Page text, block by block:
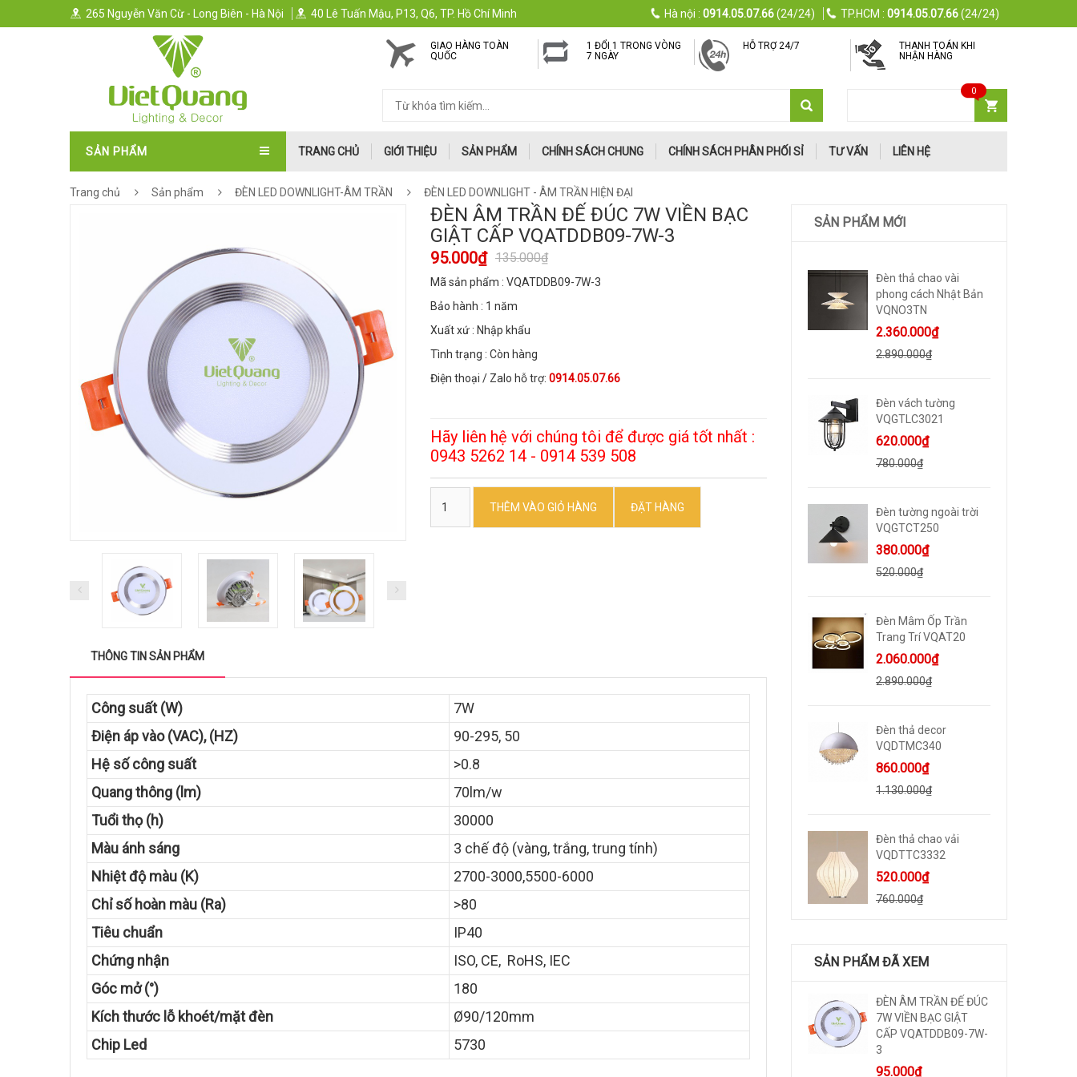
265 Nguyễn Văn Cừ - Long Biên - Hà Nội 40 Lê Tuấn Mậu, P13, Q6, TP. Hồ Chí Minh Hà nội : 0914.05.07.66(24/24) TP.HCM : 0914.05.07.66(24/24)
GIAO HÀNG TOÀN
QUỐC
1 ĐỔI 1 TRONG VÒNG
7 NGÀY
HỖ TRỢ 24/7
THANH TOÁN KHI
NHẬN HÀNG
0
SẢN PHẨM TRANG CHỦ GIỚI THIỆU SẢN PHẨM CHÍNH SÁCH CHUNG CHÍNH SÁCH PHÂN PHỐI SỈ TƯ VẤN LIÊN HỆ
Trang chủ Sản phẩm ĐÈN LED DOWNLIGHT-ÂM TRẦN ĐÈN LED DOWNLIGHT - ÂM TRẦN HIỆN ĐẠI
SẢN PHẨM MỚI
Đèn thả chao vài
phong cách Nhật Bản
VQNO3TN
2.360.000₫
2.890.000₫
Đèn vách tường
VQGTLC3021
620.000₫
780.000₫
Đèn tường ngoài trời
VQGTCT250
380.000₫
520.000₫
Đèn Mâm Ốp Trần
Trang Trí VQAT20
2.060.000₫
2.890.000₫
Đèn thả decor
VQDTMC340
860.000₫
1.130.000₫
Đèn thả chao vải
VQDTTC3332
520.000₫
760.000₫
SẢN PHẨM ĐÃ XEM
ĐÈN ÂM TRẦN ĐẾ ĐÚC
7W VIỀN BẠC GIẬT
CẤP VQATDDB09-7W-
3
95.000₫
ĐÈN ÂM TRẦN ĐẾ ĐÚC 7W VIỀN BẠC
GIẬT CẤP VQATDDB09-7W-3
95.000₫ 135.000₫
Mã sản phẩm : VQATDDB09-7W-3
Bảo hành : 1 năm
Xuất xứ : Nhập khẩu
Tình trạng : Còn hàng
Điện thoại / Zalo hỗ trợ: 0914.05.07.66
Hãy liên hệ với chúng tôi để được giá tốt nhất :
0943 5262 14 - 0914 539 508
THÊM VÀO GIỎ HÀNG ĐẶT HÀNG
THÔNG TIN SẢN PHẨM
Công suất (W)
7W
Điện áp vào (VAC), (HZ)
90-295, 50
Hệ số công suất
>0.8
Quang thông (lm)
70lm/w
Tuổi thọ (h)
30000
Màu ánh sáng
3 chế độ (vàng, trắng, trung tính)
Nhiệt độ màu (K)
2700-3000,5500-6000
Chỉ số hoàn màu (Ra)
>80
Tiêu chuẩn
IP40
Chứng nhận
ISO, CE, RoHS, IEC
Góc mở (°)
180
Kích thước lỗ khoét/mặt đèn
Ø90/120mm
Chip Led
5730